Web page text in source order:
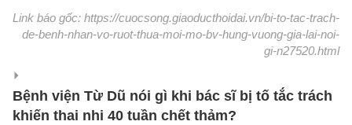
Link báo gốc: https://cuocsong.giaoducthoidai.vn/bi-to-tac-trach-
de-benh-nhan-vo-ruot-thua-moi-mo-bv-hung-vuong-gia-lai-noi-
gi-n27520.html
Bệnh viện Từ Dũ nói gì khi bác sĩ bị tố tắc trách
khiến thai nhi 40 tuần chết thảm?